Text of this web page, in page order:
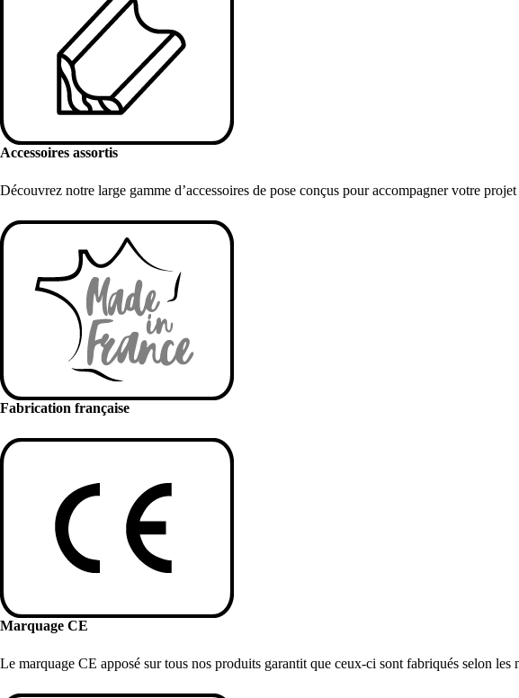
Accessoires assortis
Découvrez notre large gamme d’accessoires de pose conçus pour accompagner votre
Fabrication française
Marquage CE
Le marquage CE apposé sur tous nos produits garantit que ceux-ci sont fabriqués selon